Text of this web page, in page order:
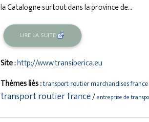
la Catalogne surtout dans la province de...
LIRE LA SUITE
Site :http://www.transiberica.eu
Thèmes liés :transport routier marchandises
transport routier france/entreprise de